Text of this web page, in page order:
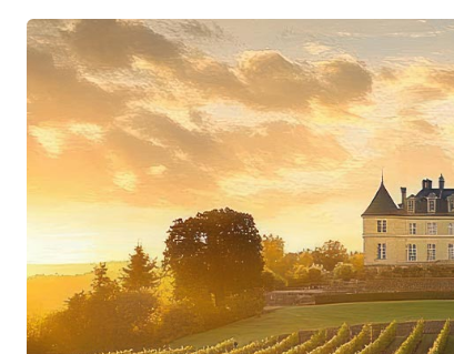
zählt und eindrucksvoll zeigt, dass sich
auch ausserhalb Bordeauxs verwirklichen
Moueix die dritte Generation zunehmend
bedeutendsten Familiengüter und führt
Tradition des Hauses in die Zukunft.
Terroirausdruck als oberstes Prinzip
Zum Besitz der Familie gehören einige der
Ufers, darunter Pétrus, Trotanoy, La
Darüber hinaus verantworten die
weltweiten Vertrieb zahlreicher weiterer
den einflussreichsten Akteuren des